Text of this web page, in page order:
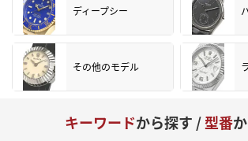
ディープシー
その他のモデル
キーワードから探す /型番